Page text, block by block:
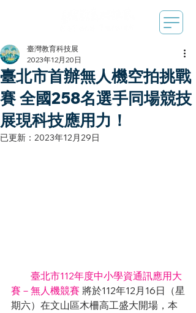
臺北市首辦無人機空拍挑戰
賽 全國258名選手同場競技
展現科技應用力！
臺灣教育科技展
2023年12月20日
已更新： 2023年12月29日
臺北市112年度中小學資通訊應用大
賽－無人機競賽 將於112年12月16日（星
期六）在文山區木柵高工盛大開場，本